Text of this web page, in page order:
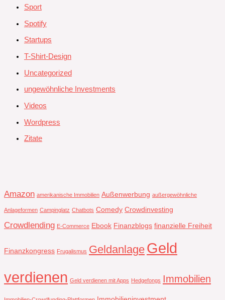
Sport
Spotify
Startups
T-Shirt-Design
Uncategorized
ungewöhnliche Investments
Videos
Wordpress
Zitate
Amazon amerikanische Immobilien Außenwerbung außergewöhnliche
Anlageformen Campinglatz Chatbots Comedy Crowdinvesting
Crowdlending E-Commerce Ebook Finanzblogs finanzielle Freiheit
Finanzkongress Frugalismus Geldanlage Geld
verdienen Geld verdienen mit Apps Hedgefongs Immobilien